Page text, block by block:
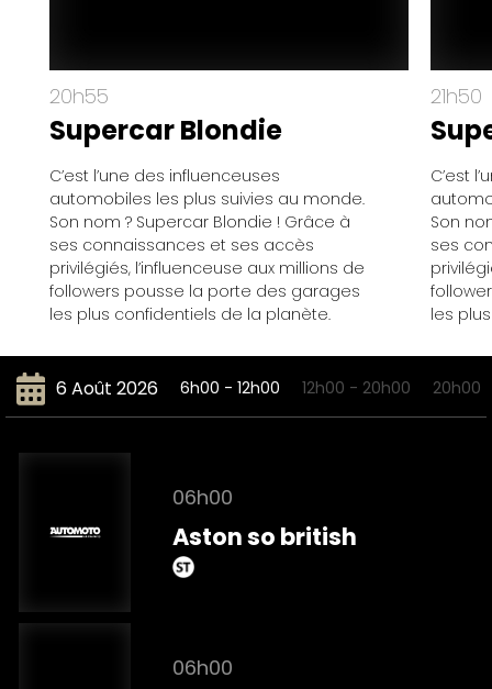
20h55
Supercar Blondie
C’est l’une des influenceuses
automobiles les plus suivies au monde.
Son nom ? Supercar Blondie ! Grâce à
ses connaissances et ses accès
privilégiés, l’influenceuse aux millions de
followers pousse la porte des garages
les plus confidentiels de la planète.
21h50
C’est
Son
ses
les
6 Août 2026 6h00 - 12h00 12h00 - 20h00 20h00
06h00
Aston so british
06h00